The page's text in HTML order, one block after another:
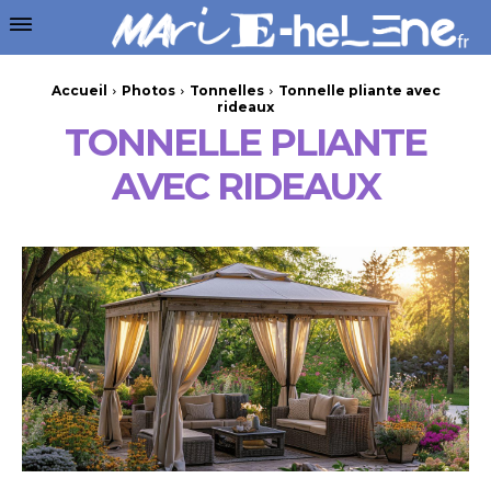
Accueil Photos Tonnelles
Tonnelle pliante avec
rideaux
TONNELLE PLIANTE
AVEC RIDEAUX